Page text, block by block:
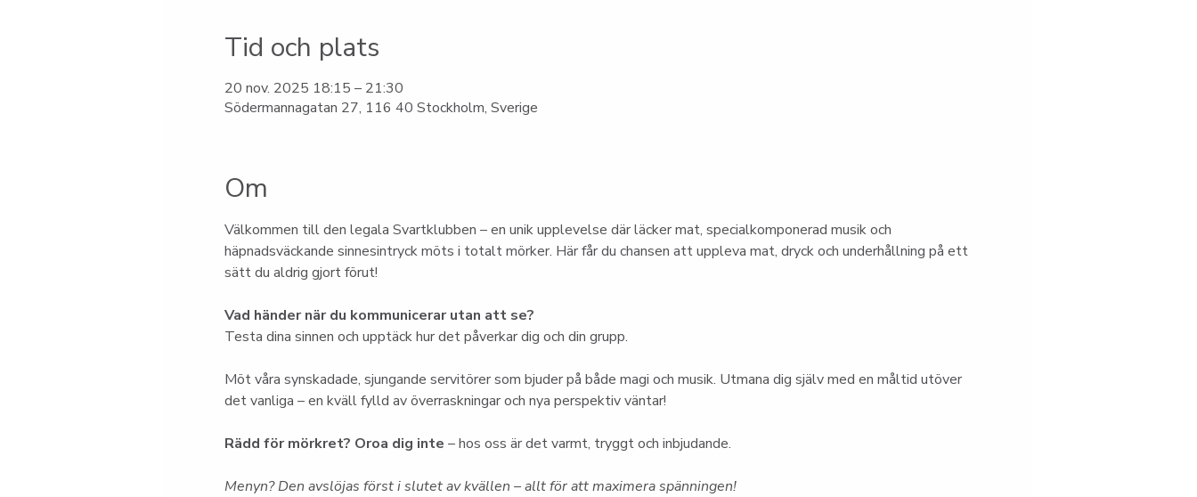
Tid och plats
20 nov. 2025 18:15 – 21:30
Södermannagatan 27, 116 40 Stockholm, Sverige
Om
Välkommen till den legala Svartklubben – en unik upplevelse där läcker mat, specialkomponerad musik och
häpnadsväckande sinnesintryck möts i totalt mörker. Här får du chansen att uppleva mat, dryck och underhållning på ett
sätt du aldrig gjort förut!
Vad händer när du kommunicerar utan att se?
Testa dina sinnen och upptäck hur det påverkar dig och din grupp.
Möt våra synskadade, sjungande servitörer som bjuder på både magi och musik. Utmana dig själv med en måltid utöver
det vanliga – en kväll fylld av överraskningar och nya perspektiv väntar!
Rädd för mörkret? Oroa dig inte – hos oss är det varmt, tryggt och inbjudande.
Menyn? Den avslöjas först i slutet av kvällen – allt för att maximera spänningen!